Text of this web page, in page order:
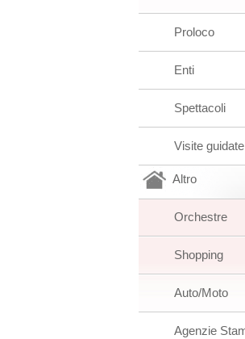
Proloco
Enti
Spettacoli
Visite guidate
Altro
Orchestre
Shopping
Auto/Moto
Agenzie